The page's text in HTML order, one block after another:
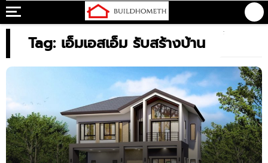
Tag: เอ็มเอสเอ็ม รับสร้างบ้าน